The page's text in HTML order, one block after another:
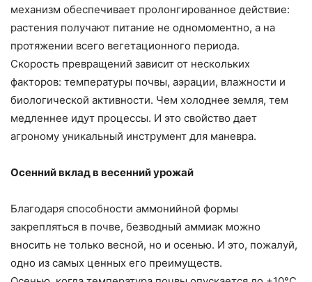
механизм обеспечивает пролонгированное действие:
растения получают питание не одномоментно, а на
протяжении всего вегетационного периода.
Скорость превращений зависит от нескольких
факторов: температуры почвы, аэрации, влажности и
биологической активности. Чем холоднее земля, тем
медленнее идут процессы. И это свойство дает
агроному уникальный инструмент для маневра.
Осенний вклад в весенний урожай
Благодаря способности аммонийной формы
закрепляться в почве, безводный аммиак можно
вносить не только весной, но и осенью. И это, пожалуй,
одно из самых ценных его преимуществ.